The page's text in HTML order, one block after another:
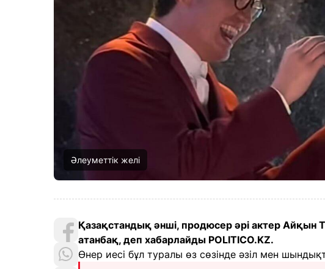
Әлеуметтік желі
Қазақстандық әнші, продюсер әрі актер Айқын
атанбақ, деп хабарлайды POLITICO.KZ.
Өнер иесі бұл туралы өз сөзінде әзіл мен